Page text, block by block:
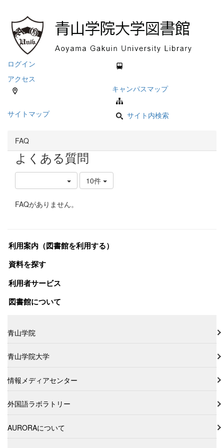
ログイン
アクセス
キャンパスマップ
サイトマップ サイト内検索
FAQ
よくある質問
10件
FAQがありません。
利用案内（図書館を利用する）
資料を探す
利用者サービス
図書館について
青山学院
青山学院大学
情報メディアセンター
外国語ラボラトリー
AURORAについて